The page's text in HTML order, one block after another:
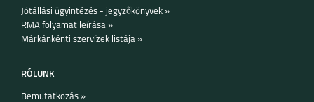
GT MASTER
Jótállási ügyintézés - jegyzőkönyvek »
RMA folyamat leírása »
Márkánkénti szervízek listája »
RÓLUNK
Bemutatkozás »